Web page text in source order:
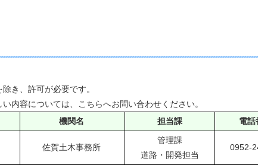
き、許可が必要です。
内容については、こちらへお問い合わせください。
機関名 担当課 電話
佐賀土木事務所
管理課
道路・開発担当
0952-